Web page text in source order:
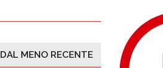
DAL MENO RECENTE